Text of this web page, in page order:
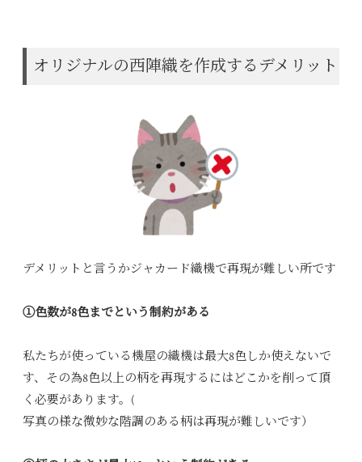
オリジナルの西陣織を作成するデメリット
デメリットと言うかジャカード織機で再現が難しい所です
①色数が8色までという制約がある
私たちが使っている機屋の織機は最大8色しか使えないで
す、その為8色以上の柄を再現するにはどこかを削って頂
く必要があります。(
写真の様な微妙な階調のある柄は再現が難しいです）